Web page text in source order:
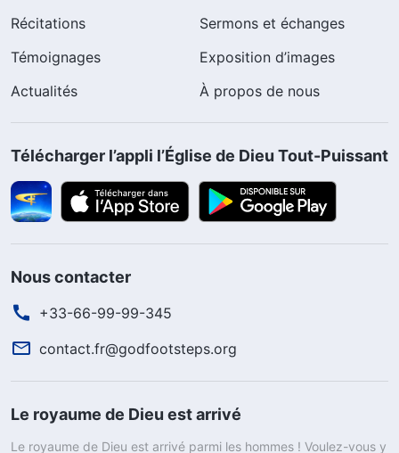
Récitations
Sermons et échanges
Témoignages
Exposition d’images
Actualités
À propos de nous
Télécharger l’appli l’Église de Dieu Tout-Puissant
Nous contacter
+33-66-99-99-345
contact.fr@godfootsteps.org
Le royaume de Dieu est arrivé
Le royaume de Dieu est arrivé parmi les hommes ! Voulez-vous y